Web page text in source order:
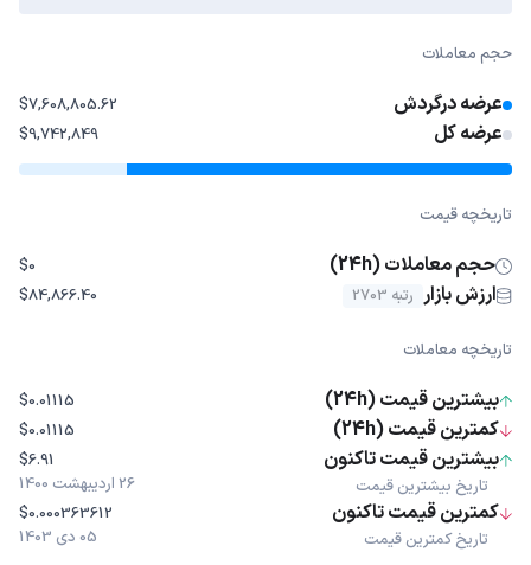
حجم معاملات
عرضه درگردش $7,608,805.62
عرضه کل $9,742,849
تاریخچه قیمت
حجم معاملات (24h) $0
ارزش بازار رتبه 2703 $84,866.40
تاریخچه معاملات
بیشترین قیمت (24h) $0.01115
کمترین قیمت (24h) $0.01115
بیشترین قیمت تاکنون
تاریخ بیشترین قیمت
$6.91
26 اردیبهشت 1400
کمترین قیمت تاکنون
تاریخ کمترین قیمت
$0.000363612
05 دی 1403